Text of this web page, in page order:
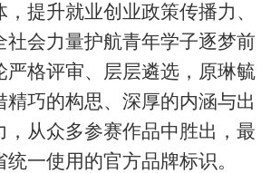
提升就业创业政策传播力、
社会力量护航青年学子逐梦前
严格评审、层层遴选，原琳毓
精巧的构思、深厚的内涵与出
，从众多参赛作品中胜出，最
一使用的官方品牌标识。